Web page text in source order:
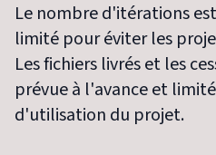
Le nombre d'itérations
limité pour éviter les
Les fichiers livrés et les
prévue à l'avance et
d'utilisation du projet.